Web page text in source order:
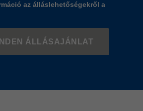
az álláslehetőségekről a
ÁLLÁSAJÁNLAT